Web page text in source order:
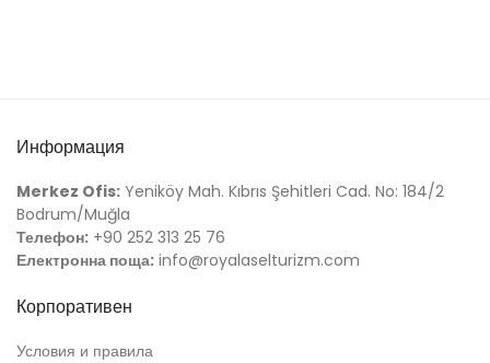
Информация
Merkez Ofis: Yeniköy Mah. Kıbrıs Şehitleri Cad. No: 184/2
Bodrum/Muğla
Телефон: +90 252 313 25 76
Електронна поща: info@royalaselturizm.com
Корпоративен
Условия и правила